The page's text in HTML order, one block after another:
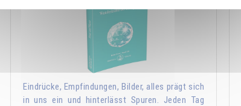
Eindrücke, Empfindungen, Bilder, alles prägt sich
in uns ein und hinterlässt Spuren. Jeden Tag